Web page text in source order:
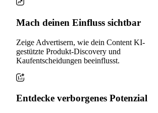
Mach deinen Einfluss sichtbar
Zeige Advertisern, wie dein Content KI-
gestützte Produkt-Discovery und
Kaufentscheidungen beeinflusst.
Entdecke verborgenes Potenzial